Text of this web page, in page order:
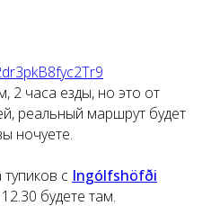
2 часа езды, но это от
реальный маршрут будет
ночуете.
с Ingólfshöfði
будете там.